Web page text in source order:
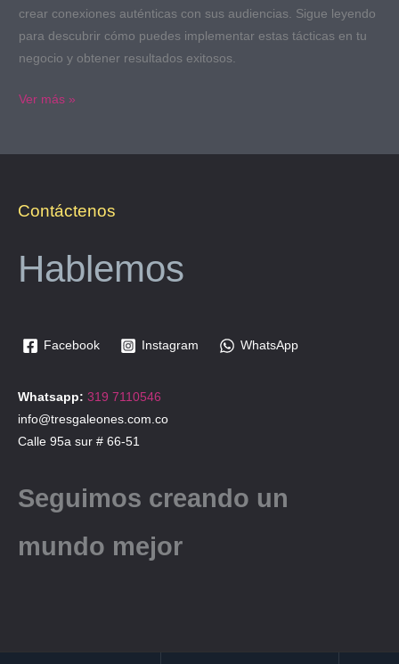
crear conexiones auténticas con sus audiencias. Sigue leyendo
para descubrir cómo puedes implementar estas tácticas en tu
negocio y obtener resultados exitosos.
Ver más »
Contáctenos
Hablemos
Facebook Instagram WhatsApp
Whatsapp: 319 7110546
info@tresgaleones.com.co
Calle 95a sur # 66-51
Seguimos creando un
mundo mejor